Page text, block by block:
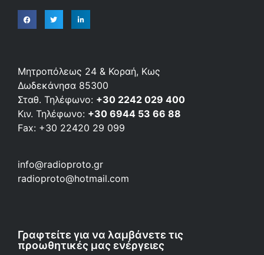
Μητροπόλεως 24 & Κοραή, Κως
Δωδεκάνησα 85300
Σταθ. Τηλέφωνο: +30 2242 029 400
Κιν. Τηλέφωνο: +30 6944 53 66 88
Fax: +30 22420 29 099
info@radioproto.gr
radioproto@hotmail.com
Γραφτείτε για να λαμβάνετε τις
προωθητικές μας ενέργειες